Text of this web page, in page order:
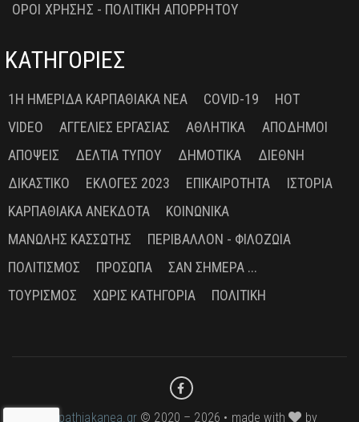
ΟΡΟΙ ΧΡΗΣΗΣ - ΠΟΛΙΤΙΚΗ ΑΠΟΡΡΗΤΟΥ
ΚΑΤΗΓΟΡΙΕΣ
1Η ΗΜΕΡΊΔΑ ΚΑΡΠΑΘΙΑΚΆ ΝΈΑ COVID-19
HOT
VIDEO
ΑΓΓΕΛΊΕΣ ΕΡΓΑΣΊΑΣ ΑΘΛΗΤΙΚΆ
ΑΠΌΔΗΜΟΙ
ΑΠΌΨΕΙΣ
ΔΕΛΤΊΑ ΤΎΠΟΥ ΔΗΜΟΤΙΚΆ
ΔΙΕΘΝΉ
ΔΙΚΑΣΤΙΚΌ
ΕΚΛΟΓΈΣ 2023 ΕΠΙΚΑΙΡΌΤΗΤΑ
ΙΣΤΟΡΊΑ
ΚΑΡΠΑΘΙΑΚΆ ΑΝΈΚΔΟΤΑ
ΚΟΙΝΩΝΙΚΆ
ΜΑΝΏΛΗΣ ΚΑΣΣΏΤΗΣ
ΠΕΡΙΒΆΛΛΟΝ - ΦΙΛΟΖΩΊΑ
ΠΟΛΙΤΙΣΜΌΣ
ΠΡΌΣΩΠΑ
ΣΑΝ ΣΉΜΕΡΑ ...
ΤΟΥΡΙΣΜΌΣ
ΧΩΡΊΣ ΚΑΤΗΓΟΡΊΑ ΠΟΛΙΤΙΚΉ
karpathiakanea.gr© 2020 – 2026 • made with by